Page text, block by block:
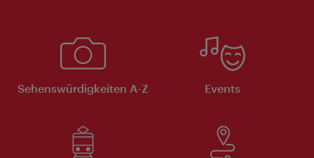
Sehenswürdigkeiten A-Z Events